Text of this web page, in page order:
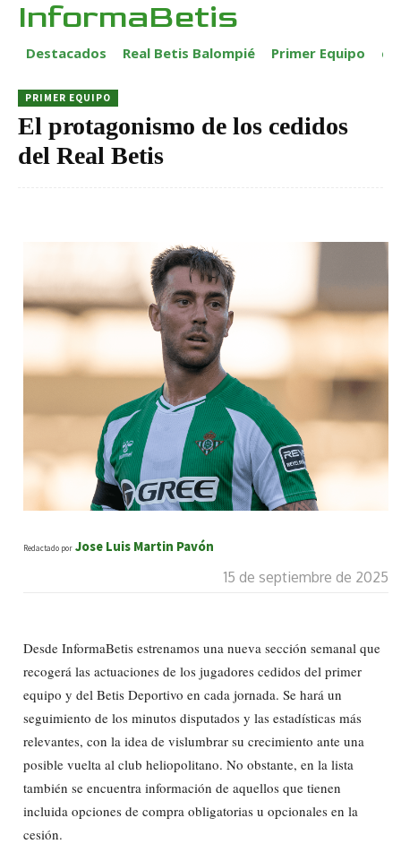
InformaBetis
Destacados Real Betis Balompié Primer Equipo
PRIMER EQUIPO
El protagonismo de los cedidos
del Real Betis
Redactado por Jose Luis Martin Pavón
15 de septiembre de 2025
Desde InformaBetis estrenamos una nueva sección semanal que
recogerá las actuaciones de los jugadores cedidos del primer
equipo y del Betis Deportivo en cada jornada. Se hará un
seguimiento de los minutos disputados y las estadísticas más
relevantes, con la idea de vislumbrar su crecimiento ante una
posible vuelta al club heliopolitano. No obstante, en la lista
también se encuentra información de aquellos que tienen
incluida opciones de compra obligatorias u opcionales en la
cesión.